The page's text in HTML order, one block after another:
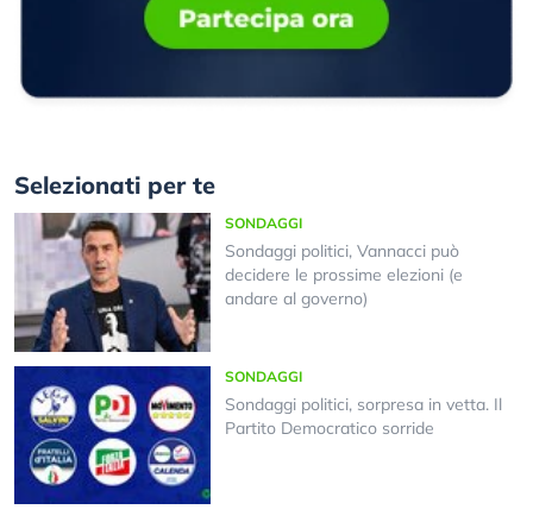
Selezionati per te
SONDAGGI
Sondaggi politici, Vannacci può
decidere le prossime elezioni (e
andare al governo)
SONDAGGI
Sondaggi politici, sorpresa in vetta. Il
Partito Democratico sorride